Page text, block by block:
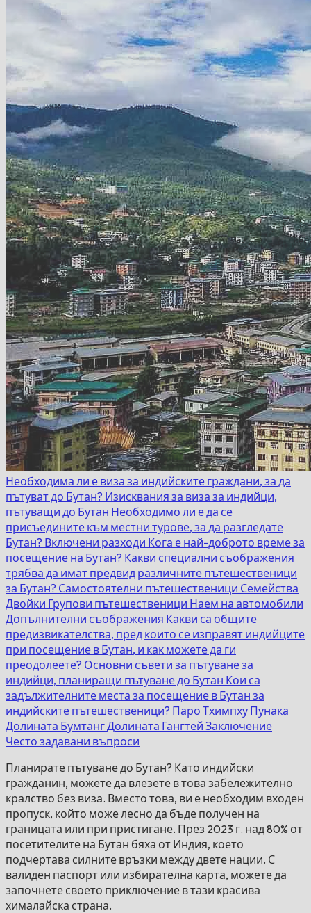
Необходима ли е виза за индийските граждани, за да
пътуват до Бутан? Изисквания за виза за индийци,
пътуващи до Бутан Необходимо ли е да се
присъедините към местни турове, за да разгледате
Бутан? Включени разходи Кога е най-доброто време за
посещение на Бутан? Какви специални съображения
трябва да имат предвид различните пътешественици
за Бутан? Самостоятелни пътешественици Семейства
Двойки Групови пътешественици Наем на автомобили
Допълнителни съображения Какви са общите
предизвикателства, пред които се изправят индийците
при посещение в Бутан, и как можете да ги
преодолеете? Основни съвети за пътуване за
индийци, планиращи пътуване до Бутан Кои са
задължителните места за посещение в Бутан за
индийските пътешественици? Паро Тхимпху Пунака
Долината БумтангДолината Гангтей Заключение
Често задавани въпроси
Планирате пътуване до Бутан? Като индийски
гражданин, можете да влезете в това забележително
кралство без виза. Вместо това, ви е необходим входен
пропуск, който може лесно да бъде получен на
границата или при пристигане. През 2023 г. над 80% от
посетителите на Бутан бяха от Индия, което
подчертава силните връзки между двете нации. С
валиден паспорт или избирателна карта, можете да
започнете своето приключение в тази красива
хималайска страна.